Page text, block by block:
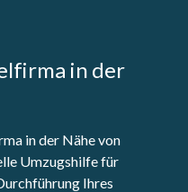
in der
in der Nähe von
Umzugshilfe für
Ihres